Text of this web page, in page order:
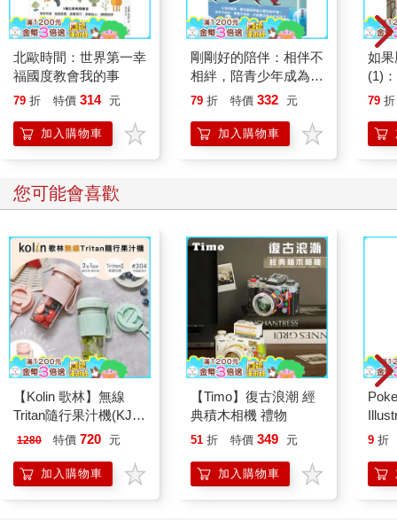
北歐時間：世界第一幸
福國度教會我的事
79 折 特價 314 元
加入購物車
剛剛好的陪伴：相伴不
相絆，陪青少年成為想
要的自己
79 折 特價 332 元
加入購物車
如
(1)
漫
79 折
您可能會喜歡
【Kolin 歌林】無線
Tritan隨行果汁機(KJE-
MN502)
1280 特價 720 元
加入購物車
【Timo】復古浪潮 經
典積木相機 禮物
51 折 特價 349 元
加入購物車
9 折